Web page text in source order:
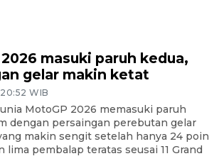
masuki paruh kedua,
gelar makin ketat
WIB
MotoGP 2026 memasuki paruh
dengan persaingan perebutan gelar
makin sengit setelah hanya 24 poin
lima pembalap teratas seusai 11 Grand